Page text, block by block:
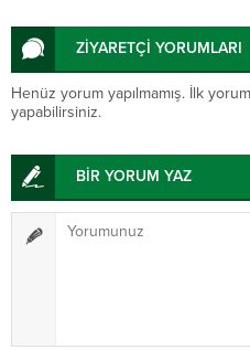
ZİYARETÇİ YORUMLARI
Henüz yorum yapılmamış. İlk
yapabilirsiniz.
BİR YORUM YAZ